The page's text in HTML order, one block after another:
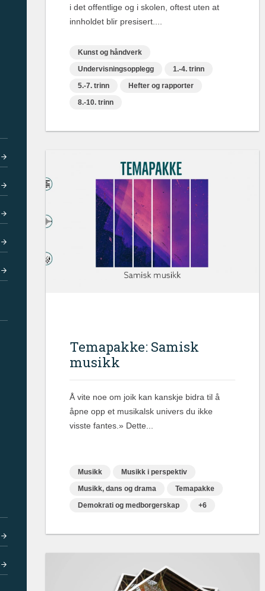
i det offentlige og i skolen, oftest uten at
innholdet blir presisert....
Kunst og håndverk
Undervisningsopplegg
1.-4. trinn
5.-7. trinn
Hefter og rapporter
8.-10. trinn
Temapakke: Samisk
musikk
Å vite noe om joik kan kanskje bidra til å
åpne opp et musikalsk univers du ikke
visste fantes.» Dette...
Musikk
Musikk i perspektiv
Musikk, dans og drama
Temapakke
Demokrati og medborgerskap
+6